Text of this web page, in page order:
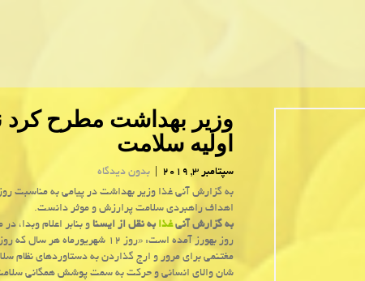
وزیر بهداشت مطرح كرد
اولیه سلامت
سپتامبر 3, 2019
بدون دیدگاه
به گزارش آنی غذا وزیر بهداشت در پیامی به مناسبت
اهداف راهبردی سلامت پرارزش و موثر دانست.
به گزارش آنیغذا به نقل از ایسنا و بنابر اعلام وبدا،
روز بهورز آمده است: «روز ۱۲
مغتنمی برای مرور و ارج گذاردن به دستاوردهای نظام
شان والای انسانی و حركت به سمت پوشش همگانی